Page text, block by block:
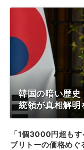
韓国の暗い歴史
統領が真相解明
「1個3000円超もす
ブリトーの価格めぐ